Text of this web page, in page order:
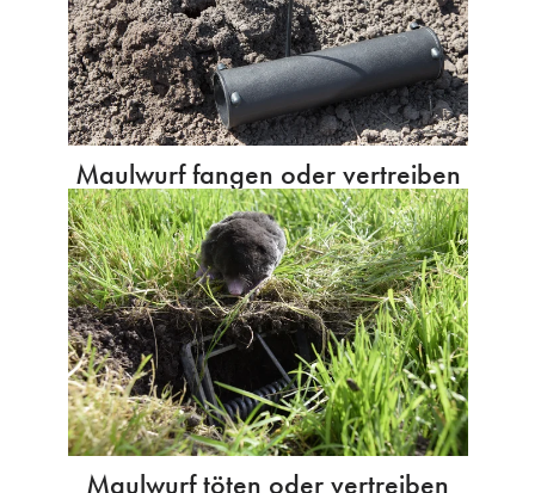
Maulwurf fangen oder vertreiben
Maulwurf töten oder vertreiben